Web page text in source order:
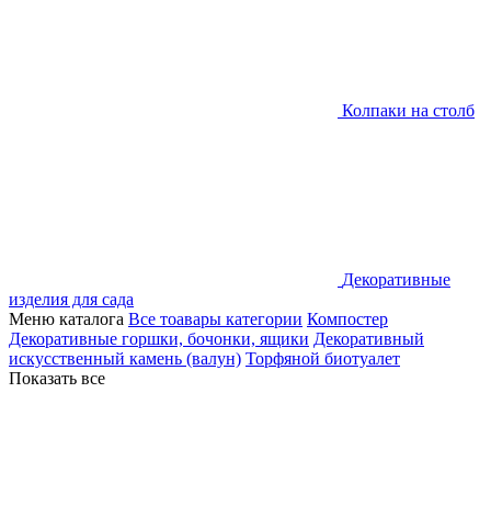
Колпаки на столб
Декоративные
изделия для сада
Меню каталога Все тоавары категории Компостер
Декоративные горшки, бочонки, ящики Декоративный
искусственный камень (валун) Торфяной биотуалет
Показать все